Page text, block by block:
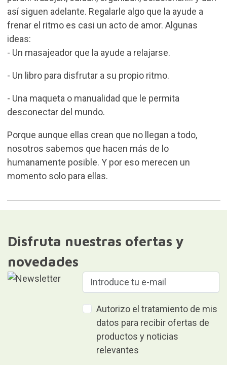
así siguen adelante. Regalarle algo que la ayude a
frenar el ritmo es casi un acto de amor. Algunas
ideas:
- Un masajeador que la ayude a relajarse.
- Un libro para disfrutar a su propio ritmo.
- Una maqueta o manualidad que le permita
desconectar del mundo.
Porque aunque ellas crean que no llegan a todo,
nosotros sabemos que hacen más de lo
humanamente posible. Y por eso merecen un
momento solo para ellas.
Disfruta nuestras ofertas y
novedades
Autorizo el tratamiento de mis
datos para recibir ofertas de
productos y noticias
relevantes